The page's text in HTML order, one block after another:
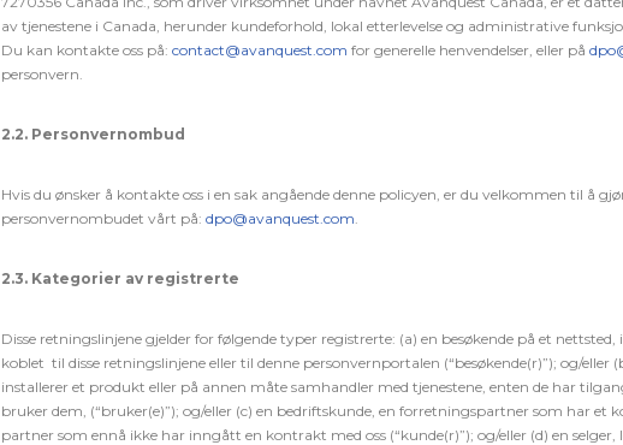
av tjenestene i Canada, herunder kundeforhold, lokal etterlevelse og administrative
Du kan kontakte oss på: contact@avanquest.com for generelle henvendelser, eller på
personvern.
2.2. Personvernombud
Hvis du ønsker å kontakte oss i en sak angående denne policyen, er du velkommen til å
personvernombudet vårt på: dpo@avanquest.com.
2.3. Kategorier av registrerte
Disse retningslinjene gjelder for følgende typer registrerte: (a) en besøkende på et
koblet til disse retningslinjene eller til denne personvernportalen (“besøkende(r)”); og/
installerer et produkt eller på annen måte samhandler med tjenestene, enten de har
bruker dem, (“bruker(e)”); og/eller (c) en bedriftskunde, en forretningspartner som har et
partner som ennå ikke har inngått en kontrakt med oss (“kunde(r)”); og/eller (d) en selger,